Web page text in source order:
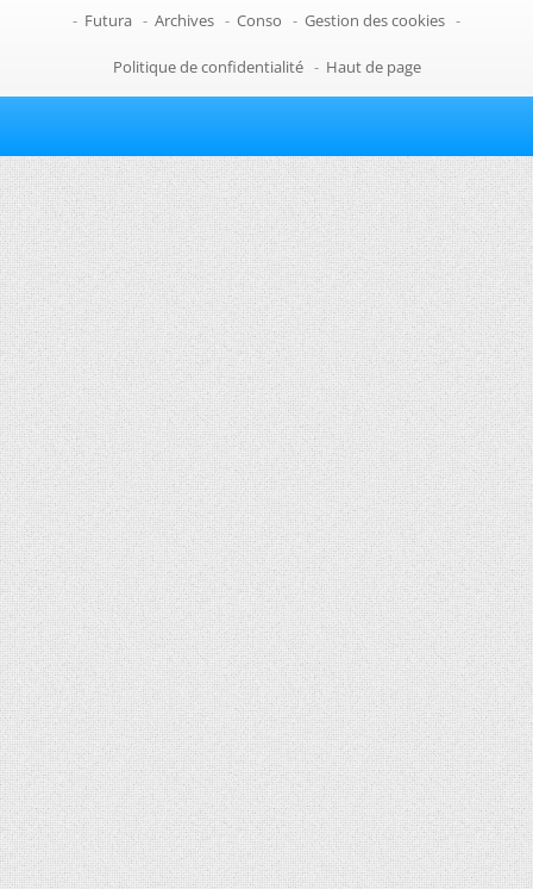
- Futura - Archives - Conso - Gestion des cookies -
Politique de confidentialité - Haut de page